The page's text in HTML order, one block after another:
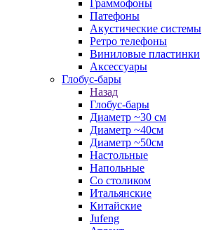
Граммофоны
Патефоны
Акустические системы
Ретро телефоны
Виниловые пластинки
Аксессуары
Глобус-бары
Назад
Глобус-бары
Диаметр ~30 см
Диаметр ~40см
Диаметр ~50см
Настольные
Напольные
Со столиком
Итальянские
Китайские
Jufeng